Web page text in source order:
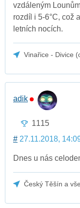
vzdáleným
rozdíl i 5-6°C, což
letních nocích.
Vinařice - Divice
adik
1115
# 27.11.2018,
Dnes u nás
Český Těšín a